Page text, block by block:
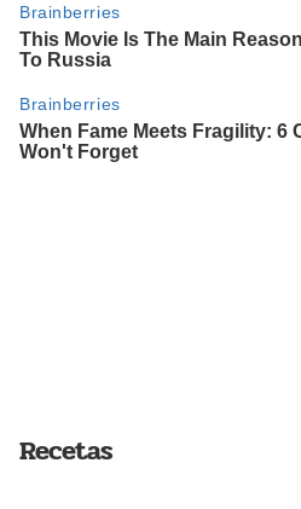
Recetas